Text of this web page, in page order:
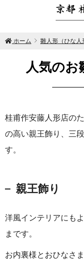
ホーム 雛人形（ひな人
人気のお
桂甫作安藤人形店の
の高い親王飾り、三
す。
親王飾り
洋風インテリアにも
まです。
お内裏様とおひなさ